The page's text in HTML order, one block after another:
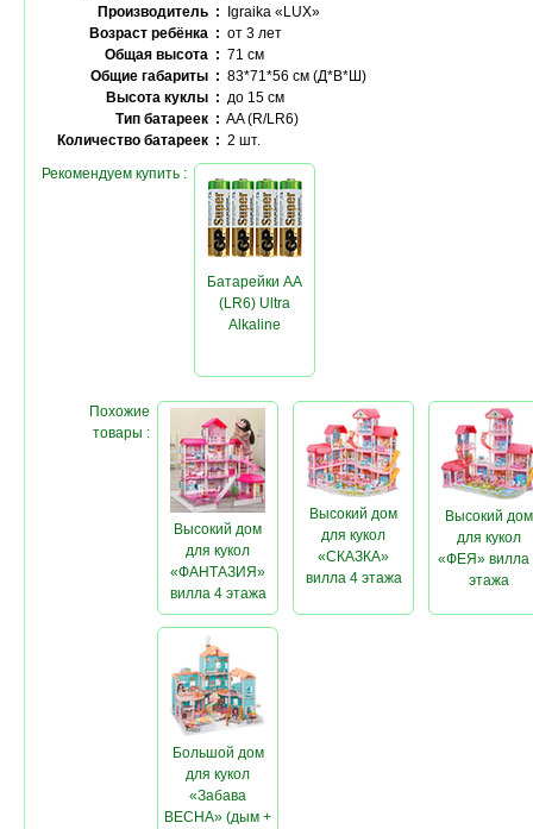
Производитель : Igraika «LUX»
Возраст ребёнка : от 3 лет
Общая высота : 71 см
Общие габариты : 83*71*56 см (Д*В*Ш)
Высота куклы : до 15 см
Тип батареек : AA (R/LR6)
Количество батареек : 2 шт.
Рекомендуем купить :
Батарейки AA
(LR6) Ultra
Alkaline
Похожие
товары :
Высокий дом
для кукол
«ФАНТАЗИЯ»
вилла 4 этажа
Высокий дом
для кукол
«СКАЗКА»
вилла 4 этажа
Высокий дом
для кукол
«ФЕЯ» вилла
этажа
Большой дом
для кукол
«Забава
ВЕСНА» (дым +